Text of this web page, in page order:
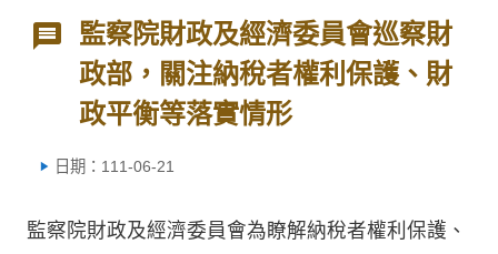
監察院財政及經濟委員會巡察財
政部，關注納稅者權利保護、財
政平衡等落實情形
日期：111-06-21
監察院財政及經濟委員會為瞭解納稅者權利保護、